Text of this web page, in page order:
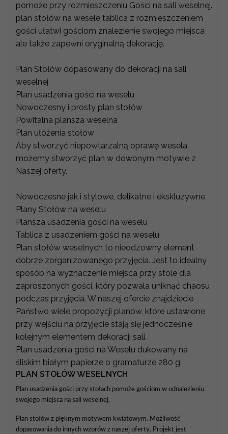
pomoże przy rozmieszczeniu Gości na sali weselnej.
plan stołów na wesele tablica z rozmieszczeniem
gości ułatwi gościom znalezienie swojego miejsca
ale także zapewni oryginalną dekorację.
Plan Stołów dopasowany do dekoracji na sali
weselnej
Plan usadzenia gości na weselu
Nowoczesny i prosty plan stołów
Powitalna plansza weselna
Plan ułóżenia stołów
Aby stworzyć niepowtarzalną oprawę wesela
możemy stworzyć plan w dowonym motywie z
Naszej oferty.
Nowoczesne jak i stylowe, delikatne i ekskluzywne
Plany Stołów na weselu
Plansza usadzenia gości na weselu
Tablica z usadzeniem gości na weselu
Plan stołów weselnych to nieodzowny element
dobrze zorganizowanego przyjęcia. Jest to idealny
sposób na wyznaczenie miejsca przy stole dla
zaproszonych gości, który pozwala uniknąć chaosu
podczas przyjęcia. W naszej ofercie znajdziecie
Państwo wiele propozycji planów, które ustawione
przy wejściu na przyjęcie stają się jednocześnie
kolejnym elementem dekoracji sali.
Plan usadzenia gości na Weselu dukowany na
śliskim białym papierze o gramaturze 280 g
PLAN STOŁÓW WESELNYCH
Plan usadzenia gości przy stołach pomoże gościom w odnalezieniu
swojego miejsca na sali weselnej.
Plan stołów z pięknym motywem kwiatowym. Możliwość
dopasowania do innych wzorów z naszej oferty. Projekt jest